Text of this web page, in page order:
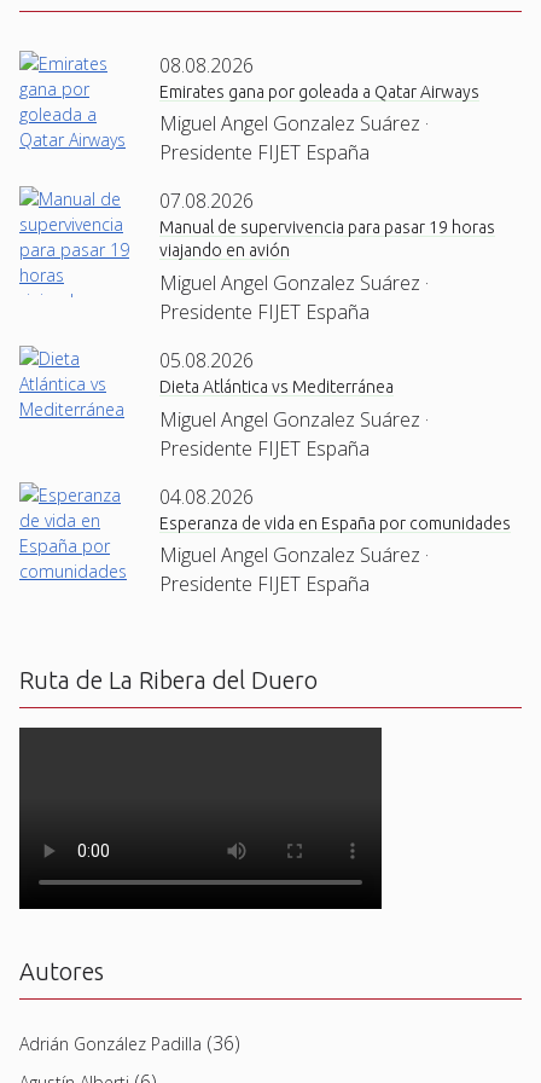
08.08.2026
Emirates gana por goleada a Qatar Airways
Miguel Angel Gonzalez Suárez ·
Presidente FIJET España
07.08.2026
Manual de supervivencia para pasar 19 horas
viajando en avión
Miguel Angel Gonzalez Suárez ·
Presidente FIJET España
05.08.2026
Dieta Atlántica vs Mediterránea
Miguel Angel Gonzalez Suárez ·
Presidente FIJET España
04.08.2026
Esperanza de vida en España por comunidades
Miguel Angel Gonzalez Suárez ·
Presidente FIJET España
Ruta de La Ribera del Duero
Autores
Adrián González Padilla (36)